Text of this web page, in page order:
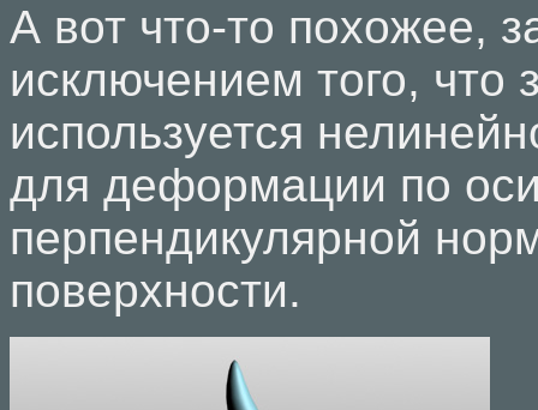
А вот что-то похожее,
исключением того, что
используется
для деформации по
перпендикулярной
поверхности.